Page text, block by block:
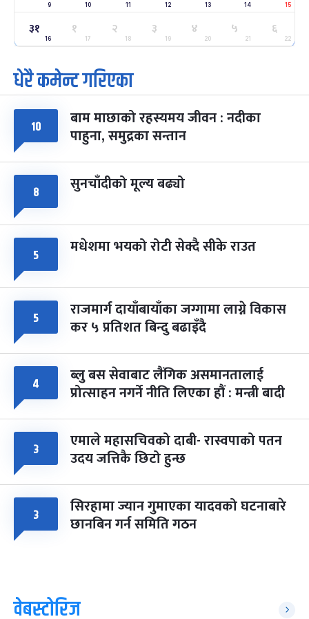
२५
मंगल
ग्याल्पो ल्होसार
फाल्गुन २५, २०८३ Mar 9, 2027
७ महिना बाँकी
७
आइत
पूर्णिमा व्रत
चैत्र ७, २०८३-Mar 21, 2027
८ फागुपूर्णिमा
चैत्र ८, २०८३-Mar 22, 2027
७ महिना बाँकी
9 10 11 12 13 14 15
३१
16
१
17
२
18
३
19
४
20
५
21
६
22
धेरै कमेन्ट गरिएका
१० बाम माछाको रहस्यमय जीवन : नदीका
पाहुना, समुद्रका सन्तान
८ सुनचाँदीको मूल्य बढ्यो
५ मधेशमा भयको रोटी सेक्दै सीके राउत
५ राजमार्ग दायाँबायाँका जग्गामा लाग्ने विकास
कर ५ प्रतिशत बिन्दु बढाइँदै
४ ब्लु बस सेवाबाट लैंगिक असमानतालाई
प्रोत्साहन नगर्ने नीति लिएका हौं : मन्त्री बादी
३ एमाले महासचिवको दाबी- रास्वपाको पतन
उदय जत्तिकै छिटो हुन्छ
३ सिरहामा ज्यान गुमाएका यादवको घटनाबारे
छानबिन गर्न समिति गठन
वेबस्टोरिज